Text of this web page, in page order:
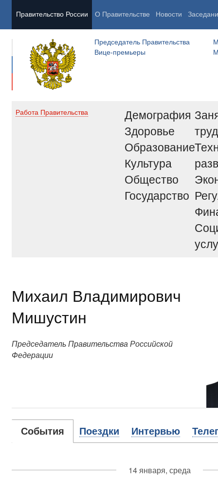
Правительство России О Правительстве Новости
Председатель Правительства
Вице-премьеры
Работа Правительства
Демография
Здоровье
Образование
Культура
Общество
Государство
труд
Михаил Владимирович
Мишустин
Председатель Правительства Российской
Федерации
События Поездки Интервью
14 января, среда